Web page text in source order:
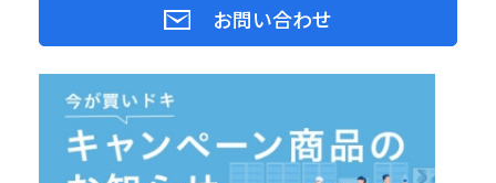
お問い合わせ